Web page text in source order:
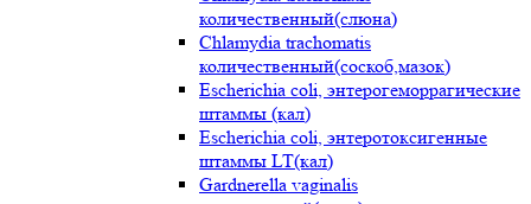
количественный(слюна)
Chlamydia trachomatis
количественный(соскоб,мазок)
Escherichia coli, энтерогеморрагические
штаммы (кал)
Escherichia coli, энтеротоксигенные
штаммы LT(кал)
Gardnerella vaginalis